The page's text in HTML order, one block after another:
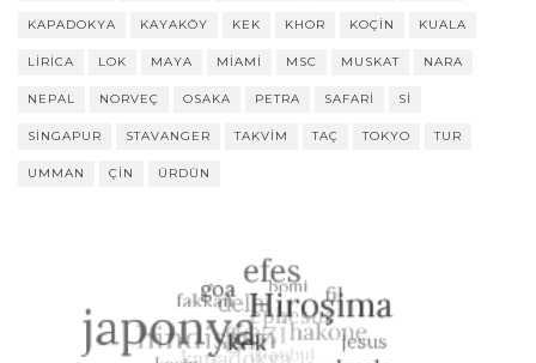
KAPADOKYA KAYAKÖY KEK KHOR KOÇIN KUALA
LIRICA LOK MAYA MIAMI MSC MUSKAT NARA
NEPAL NORVEÇ OSAKA PETRA SAFARI SI
SINGAPUR STAVANGER TAKVIM TAÇ TOKYO TUR
UMMAN ÇIN ÜRDÜN